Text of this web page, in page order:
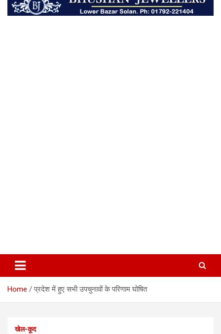
Home प्रदेश में हुए सभी उपचुनावों के परिणाम घोषित
खेल-कूद